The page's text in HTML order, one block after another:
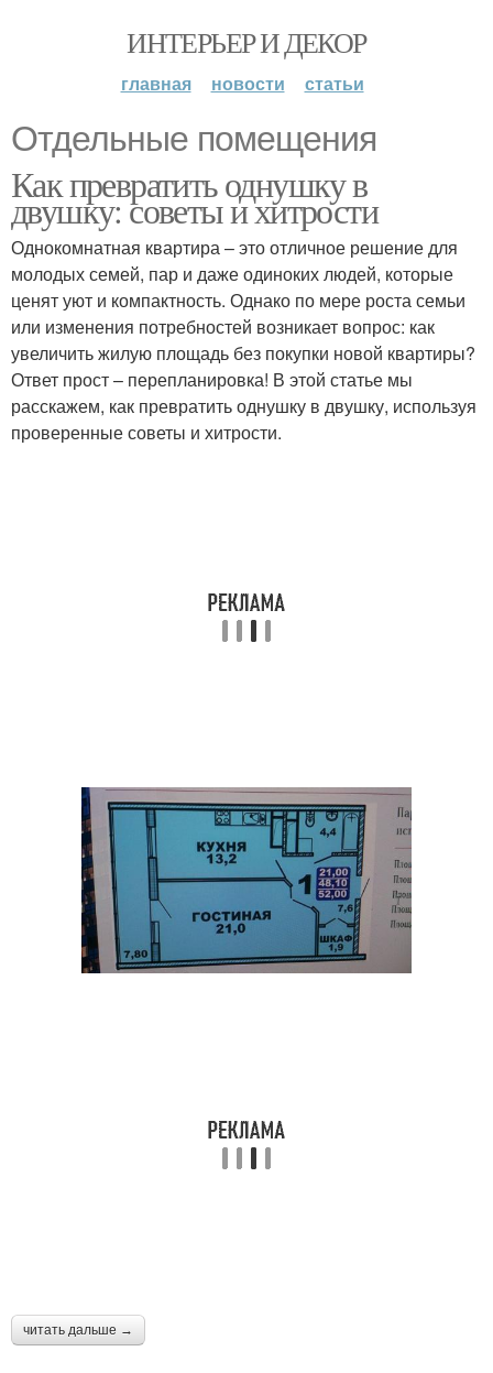
ИНТЕРЬЕР И ДЕКОР
главная новости статьи
Отдельные помещения
Как превратить однушку в
двушку: советы и хитрости
Однокомнатная квартира – это отличное решение для
молодых семей, пар и даже одиноких людей, которые
ценят уют и компактность. Однако по мере роста семьи
или изменения потребностей возникает вопрос: как
увеличить жилую площадь без покупки новой квартиры?
Ответ прост – перепланировка! В этой статье мы
расскажем, как превратить однушку в двушку, используя
проверенные советы и хитрости.
читать дальше →